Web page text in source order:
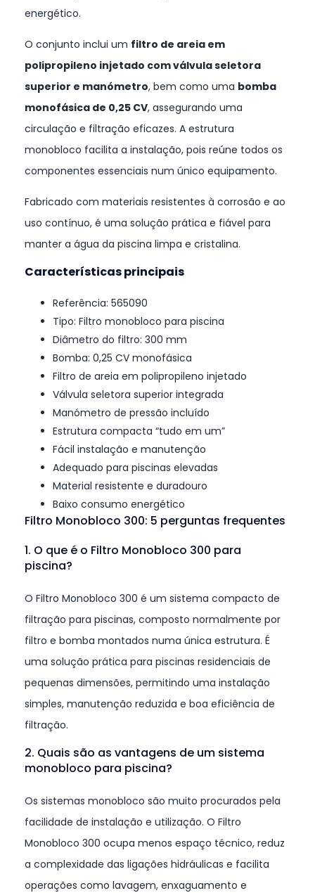
energético.
O conjunto inclui um filtro de areia em
polipropileno injetado com válvula seletora
superior e manómetro, bem como uma bomba
monofásica de 0,25 CV, assegurando uma
circulação e filtração eficazes. A estrutura
monobloco facilita a instalação, pois reúne todos os
componentes essenciais num único equipamento.
Fabricado com materiais resistentes à corrosão e ao
uso contínuo, é uma solução prática e fiável para
manter a água da piscina limpa e cristalina.
Características principais
Referência: 565090
Tipo: Filtro monobloco para piscina
Diâmetro do filtro: 300 mm
Bomba: 0,25 CV monofásica
Filtro de areia em polipropileno injetado
Válvula seletora superior integrada
Manómetro de pressão incluído
Estrutura compacta “tudo em um”
Fácil instalação e manutenção
Adequado para piscinas elevadas
Material resistente e duradouro
Baixo consumo energético
Filtro Monobloco 300: 5 perguntas frequentes
1. O que é o Filtro Monobloco 300 para
piscina?
O Filtro Monobloco 300 é um sistema compacto de
filtração para piscinas, composto normalmente por
filtro e bomba montados numa única estrutura. É
uma solução prática para piscinas residenciais de
pequenas dimensões, permitindo uma instalação
simples, manutenção reduzida e boa eficiência de
filtração.
2. Quais são as vantagens de um sistema
monobloco para piscina?
Os sistemas monobloco são muito procurados pela
facilidade de instalação e utilização. O Filtro
Monobloco 300 ocupa menos espaço técnico, reduz
a complexidade das ligações hidráulicas e facilita
operações como lavagem, enxaguamento e